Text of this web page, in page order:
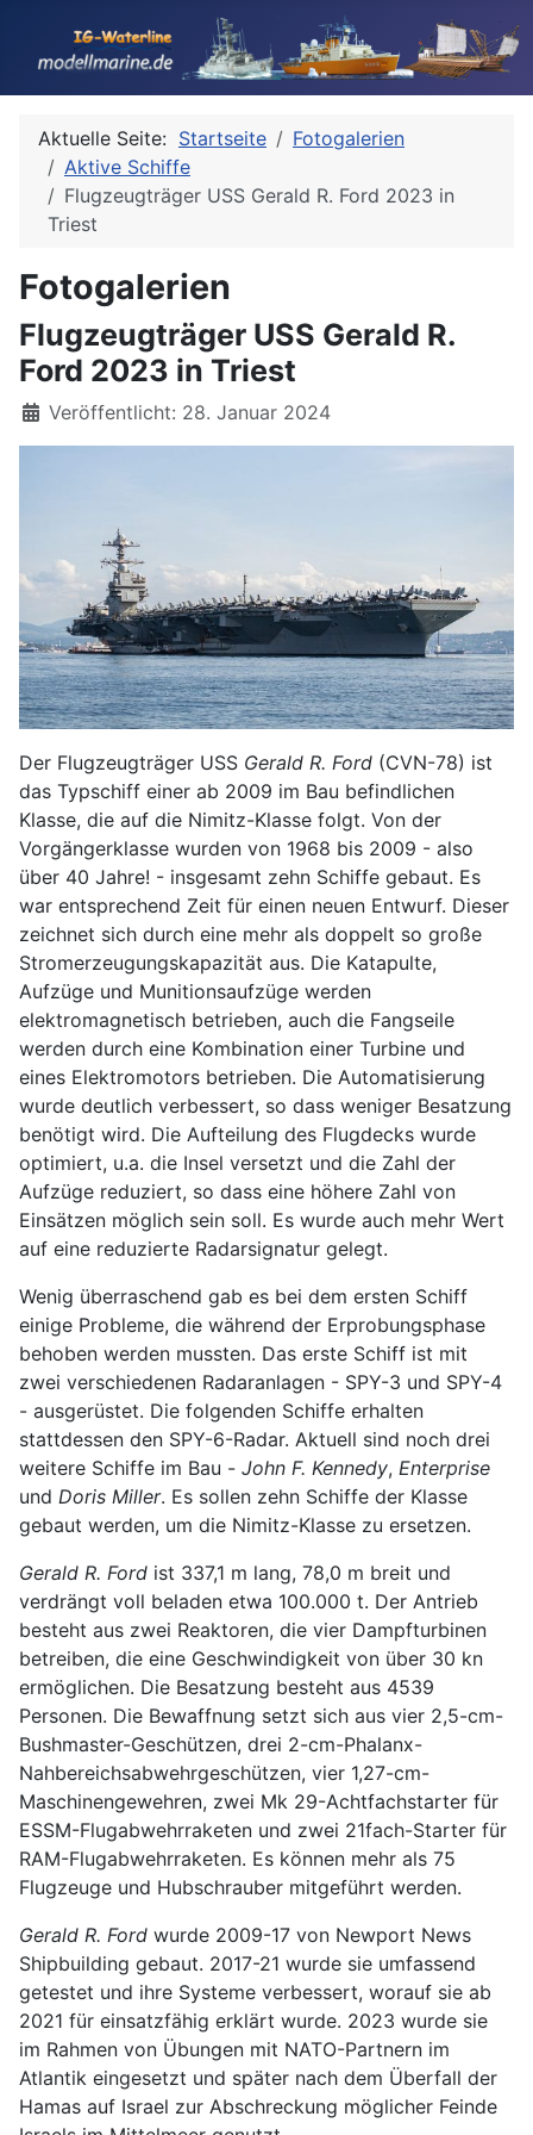
Aktuelle Seite: Startseite
Fotogalerien
Aktive Schiffe
Flugzeugträger USS Gerald R. Ford 2023 in
Triest
Fotogalerien
Flugzeugträger USS Gerald R.
Ford 2023 in Triest
Details
Veröffentlicht: 28. Januar 2024
Der Flugzeugträger USS Gerald R. Ford (CVN-78) ist
das Typschiff einer ab 2009 im Bau befindlichen
Klasse, die auf die Nimitz-Klasse folgt. Von der
Vorgängerklasse wurden von 1968 bis 2009 - also
über 40 Jahre! - insgesamt zehn Schiffe gebaut. Es
war entsprechend Zeit für einen neuen Entwurf. Dieser
zeichnet sich durch eine mehr als doppelt so große
Stromerzeugungskapazität aus. Die Katapulte,
Aufzüge und Munitionsaufzüge werden
elektromagnetisch betrieben, auch die Fangseile
werden durch eine Kombination einer Turbine und
eines Elektromotors betrieben. Die Automatisierung
wurde deutlich verbessert, so dass weniger Besatzung
benötigt wird. Die Aufteilung des Flugdecks wurde
optimiert, u.a. die Insel versetzt und die Zahl der
Aufzüge reduziert, so dass eine höhere Zahl von
Einsätzen möglich sein soll. Es wurde auch mehr Wert
auf eine reduzierte Radarsignatur gelegt.
Wenig überraschend gab es bei dem ersten Schiff
einige Probleme, die während der Erprobungsphase
behoben werden mussten. Das erste Schiff ist mit
zwei verschiedenen Radaranlagen - SPY-3 und SPY-4
- ausgerüstet. Die folgenden Schiffe erhalten
stattdessen den SPY-6-Radar. Aktuell sind noch drei
weitere Schiffe im Bau - John F. Kennedy, Enterprise
und Doris Miller. Es sollen zehn Schiffe der Klasse
gebaut werden, um die Nimitz-Klasse zu ersetzen.
Gerald R. Ford ist 337,1 m lang, 78,0 m breit und
verdrängt voll beladen etwa 100.000 t. Der Antrieb
besteht aus zwei Reaktoren, die vier Dampfturbinen
betreiben, die eine Geschwindigkeit von über 30 kn
ermöglichen. Die Besatzung besteht aus 4539
Personen. Die Bewaffnung setzt sich aus vier 2,5-cm-
Bushmaster-Geschützen, drei 2-cm-Phalanx-
Nahbereichsabwehrgeschützen, vier 1,27-cm-
Maschinengewehren, zwei Mk 29-Achtfachstarter für
ESSM-Flugabwehrraketen und zwei 21fach-Starter für
RAM-Flugabwehrraketen. Es können mehr als 75
Flugzeuge und Hubschrauber mitgeführt werden.
Gerald R. Ford wurde 2009-17 von Newport News
Shipbuilding gebaut. 2017-21 wurde sie umfassend
getestet und ihre Systeme verbessert, worauf sie ab
2021 für einsatzfähig erklärt wurde. 2023 wurde sie
im Rahmen von Übungen mit NATO-Partnern im
Atlantik eingesetzt und später nach dem Überfall der
Hamas auf Israel zur Abschreckung möglicher Feinde